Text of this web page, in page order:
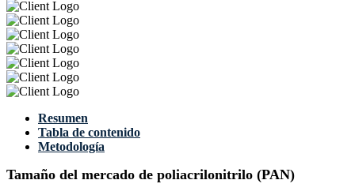
Resumen
Tabla de contenido
Metodología
Tamaño del mercado de poliacrilonitrilo (PAN)